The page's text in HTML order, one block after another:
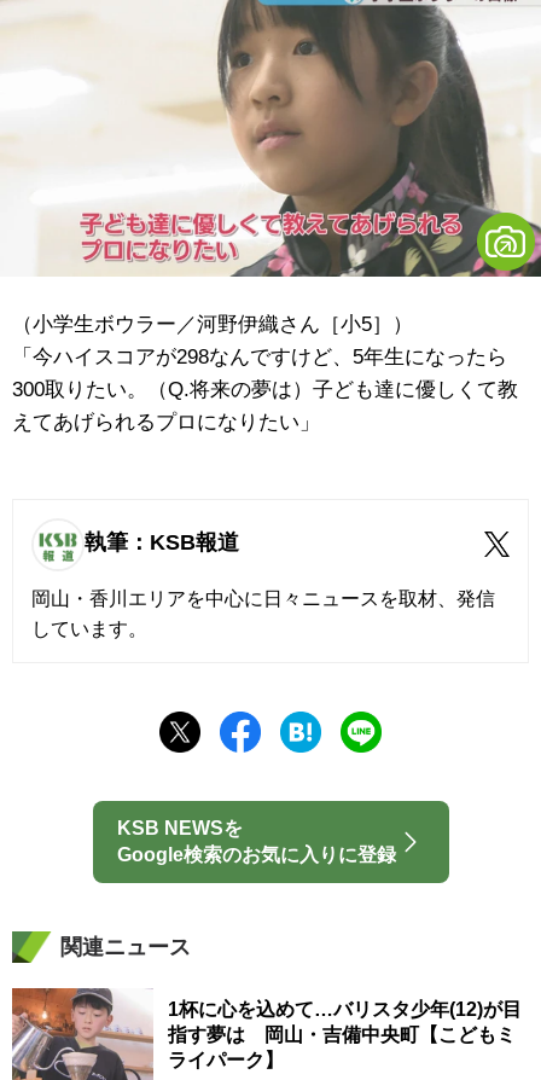
（小学生ボウラー／河野伊織さん［小5］）
「今ハイスコアが298なんですけど、5年生になったら
300取りたい。（Q.将来の夢は）子ども達に優しくて教
えてあげられるプロになりたい」
執筆：KSB報道
岡山・香川エリアを中心に日々ニュースを取材、発信
しています。
KSB NEWSを
Google検索のお気に入りに登録
関連ニュース
1杯に心を込めて…バリスタ少年(12)が目
指す夢は 岡山・吉備中央町【こどもミ
ライパーク】